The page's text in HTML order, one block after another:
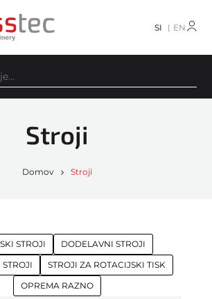
SI EN
Stroji
Domov Stroji
STROJI
DODELAVNI STROJI
STROJI ZA ROTACIJSKI TISK
OPREMA RAZNO